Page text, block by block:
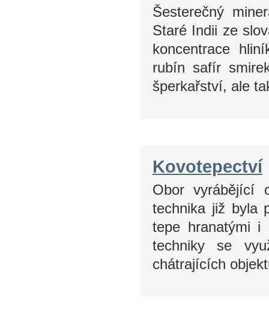
Šesterečný
Staré Indii ze
koncentrace
rubín safír
šperkařství, ale
Kovotepectví
Obor vyrábějící
technika již byla
tepe hranatými i
techniky se
chátrajících